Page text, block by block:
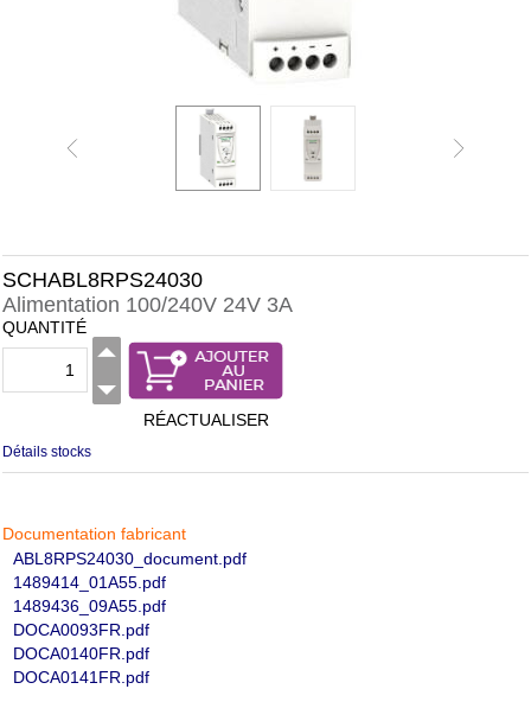
SCHABL8RPS24030
Alimentation 100/240V 24V 3A
QUANTITÉ
RÉACTUALISER
Détails stocks
Documentation fabricant
ABL8RPS24030_document.pdf
1489414_01A55.pdf
1489436_09A55.pdf
DOCA0093FR.pdf
DOCA0140FR.pdf
DOCA0141FR.pdf